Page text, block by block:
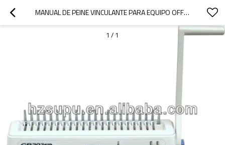
MANUAL DE PEINE VINCULANTE PARA EQUIPO OFFFICE
1 / 1